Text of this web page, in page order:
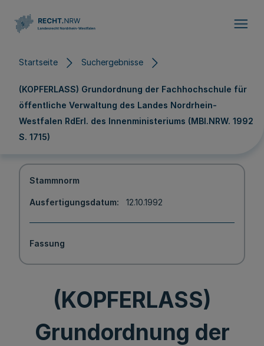
Startseite Suchergebnisse
(KOPFERLASS) Grundordnung der Fachhochschule für
öffentliche Verwaltung des Landes Nordrhein-
Westfalen RdErl. des Innenministeriums (MBl.NRW. 1992
S. 1715)
Stammnorm
Ausfertigungsdatum 12.10.1992
Fassung
(KOPFERLASS)
Grundordnung der